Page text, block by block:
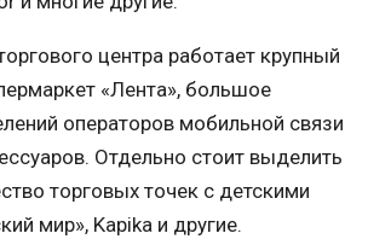
центра работает крупный
«Лента», большое
операторов мобильной связи
Отдельно стоит выделить
торговых точек с детскими
мир», Kapika и другие.